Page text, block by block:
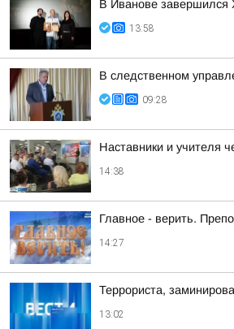
В Иванове завершился
13:58
В следственном
09:28
Наставники и учителя
14:38
Главное - верить.
14:27
Террориста,
13:02